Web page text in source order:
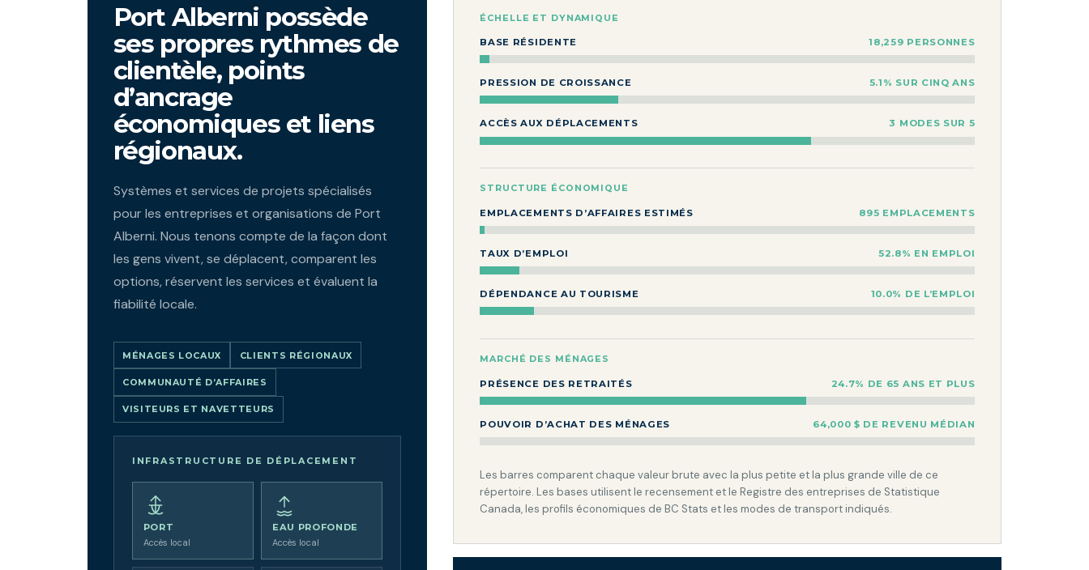
Port Alberni possède
ses propres rythmes de
clientèle, points
d’ancrage
économiques et liens
régionaux.
Systèmes et services de projets spécialisés
pour les entreprises et organisations de Port
Alberni. Nous tenons compte de la façon dont
les gens vivent, se déplacent, comparent les
options, réservent les services et évaluent la
fiabilité locale.
MÉNAGES LOCAUX CLIENTS RÉGIONAUX
COMMUNAUTÉ D’AFFAIRES
VISITEURS ET NAVETTEURS
INFRASTRUCTURE DE DÉPLACEMENT
PORT
Accès local
EAU PROFONDE
Accès local
ÉCHELLE ET DYNAMIQUE
BASE RÉSIDENTE 18,259 PERSONNES
PRESSION DE CROISSANCE 5.1% SUR CINQ ANS
ACCÈS AUX DÉPLACEMENTS 3 MODES SUR 5
STRUCTURE ÉCONOMIQUE
EMPLACEMENTS D’AFFAIRES ESTIMÉS 895 EMPLACEMENTS
TAUX D’EMPLOI 52.8% EN EMPLOI
DÉPENDANCE AU TOURISME 10.0% DE L’EMPLOI
MARCHÉ DES MÉNAGES
PRÉSENCE DES RETRAITÉS 24.7% DE 65 ANS ET PLUS
POUVOIR D’ACHAT DES MÉNAGES 64,000 $ DE REVENU MÉDIAN
Les barres comparent chaque valeur brute avec la plus petite et la plus grande ville de ce
répertoire. Les bases utilisent le recensement et le Registre des entreprises de Statistique
Canada, les profils économiques de BC Stats et les modes de transport indiqués.